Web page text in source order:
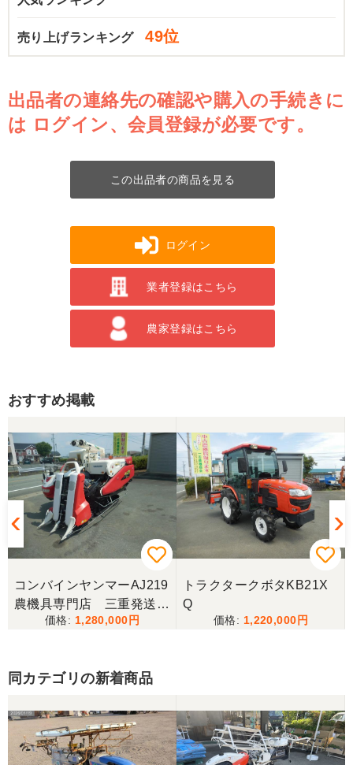
売り上げランキング 49位
出品者の連絡先の確認や購入の手続きに
は ログイン、会員登録が必要です。
この出品者の商品を見る
ログイン
業者登録はこちら
農家登録はこちら
おすすめ掲載
コンバインヤンマーAJ219
農機具専門店 三重発送整
備済み
1,280,000
トラクタークボタKB21X
Q
1,220,000
同カテゴリの新着商品